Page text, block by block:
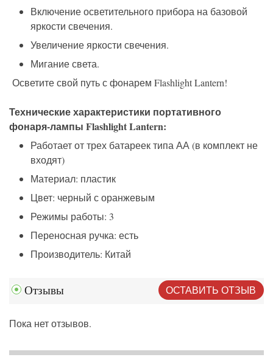
Включение осветительного прибора на базовой
яркости свечения.
Увеличение яркости свечения.
Мигание света.
Осветите свой путь с фонарем Flashlight Lantern!
Технические характеристики портативного
фонаря-лампы Flashlight Lantern:
Работает от трех батареек типа АА (в комплект не
входят)
Материал: пластик
Цвет: черный с оранжевым
Режимы работы: 3
Переносная ручка: есть
Производитель: Китай
Отзывы ОСТАВИТЬ ОТЗЫВ
Пока нет отзывов.